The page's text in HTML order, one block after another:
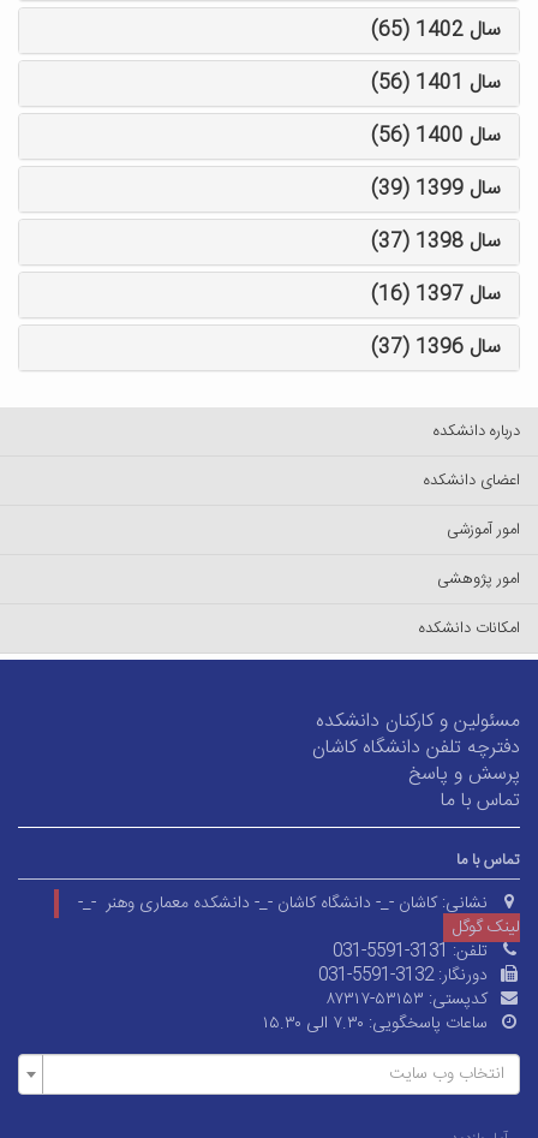
سال 1402 (65)
سال 1401 (56)
سال 1400 (56)
سال 1399 (39)
سال 1398 (37)
سال 1397 (16)
سال 1396 (37)
درباره دانشکده
اعضای دانشکده
امور آموزشی
امور پژوهشی
امکانات دانشکده
مسئولین و کارکنان دانشکده
دفترچه تلفن دانشگاه کاشان
پرسش و پاسخ
تماس با ما
تماس با ما
نشانی: کاشان -_- دانشگاه کاشان -_- دانشکده معماری وهنر -_-
لینک گوگل
تلفن:031-5591-3131
دورنگار:031-5591-3132
کدپستی: ۸۷۳۱۷-۵۳۱۵۳
ساعات پاسخگویی: ۷.۳۰ الی ۱۵.۳۰
انتخاب وب سایت